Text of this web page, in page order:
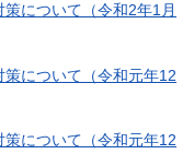
について（令和2年1月
について（令和元年12
について（令和元年12